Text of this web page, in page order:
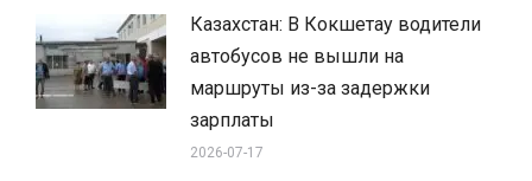
Казахстан: В Кокшетау водители
автобусов не вышли на
маршруты из-за задержки
зарплаты
2026-07-17